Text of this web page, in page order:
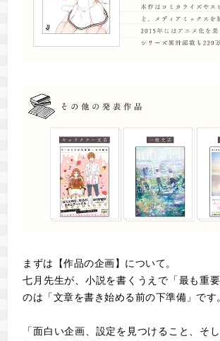
まずは【作品の企画】について。
七月先生が、小説を書くうえで「最も重
のは「文章を書き始める前の下準備」です
「面白い企画、設定を見つけること、そ